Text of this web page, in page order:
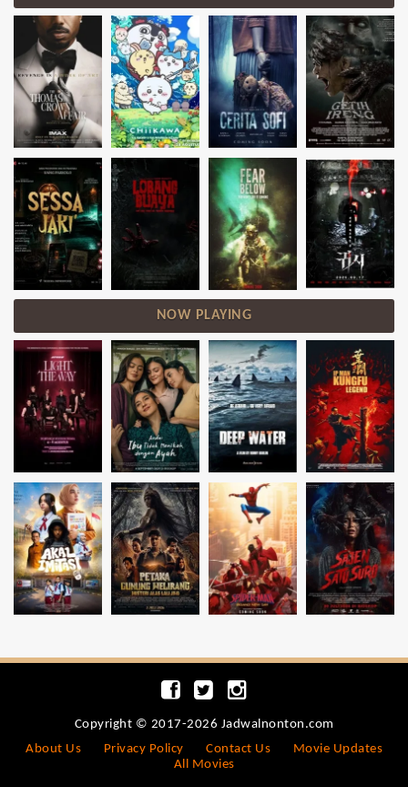
NOW PLAYING
Copyright © 2017-2026 Jadwalnonton.com
About Us
Privacy Policy Contact Us
Movie Updates
All Movies